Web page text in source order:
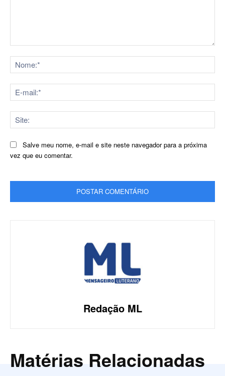
Salve meu nome, e-mail e site neste navegador para a próxima
vez que eu comentar.
Redação ML
Matérias Relacionadas